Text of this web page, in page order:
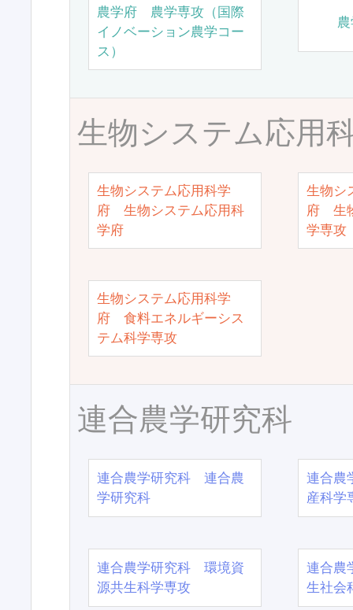
農学府 農学専攻（国際
イノベーション農学コー
ス）
生物システム応用
生物システム応用科学
府 生物システム応用科
学府
生物シ
府 生
学専攻
生物システム応用科学
府 食料エネルギーシス
テム科学専攻
連合農学研究科
連合農学研究科 連合農
学研究科
連合農
産科学
連合農学研究科 環境資
源共生科学専攻
連合農
生社会